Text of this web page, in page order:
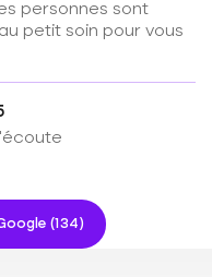
personnes sont
petit soin pour vous
(134)